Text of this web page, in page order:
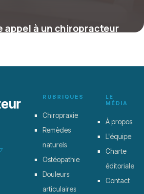
appel à un chiropracteur
RUBRIQUES
Chiropraxie
Remèdes
naturels
Ostéopathie
Douleurs
articulaires
LE
MÉDIA
À propos
L'équipe
Charte
éditoriale
Contact